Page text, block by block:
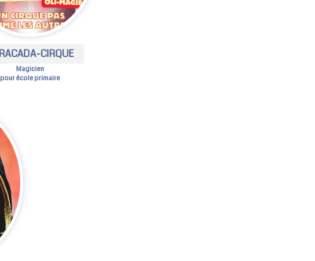
CIRQUE
Magicien
pour école primaire